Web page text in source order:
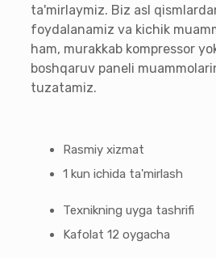
ta'mirlaymiz. Biz asl
foydalanamiz va kichik
ham, murakkab kompressor
boshqaruv paneli
tuzatamiz.
Rasmiy xizmat
1 kun ichida ta'mirlash
Texnikning uyga tashrifi
Kafolat 12 oygacha